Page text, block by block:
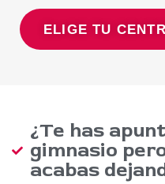
ELIGE TU
¿Te has
gimnasio
acabas